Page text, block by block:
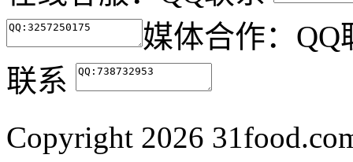
媒体合作：
联系
Copyright 2026